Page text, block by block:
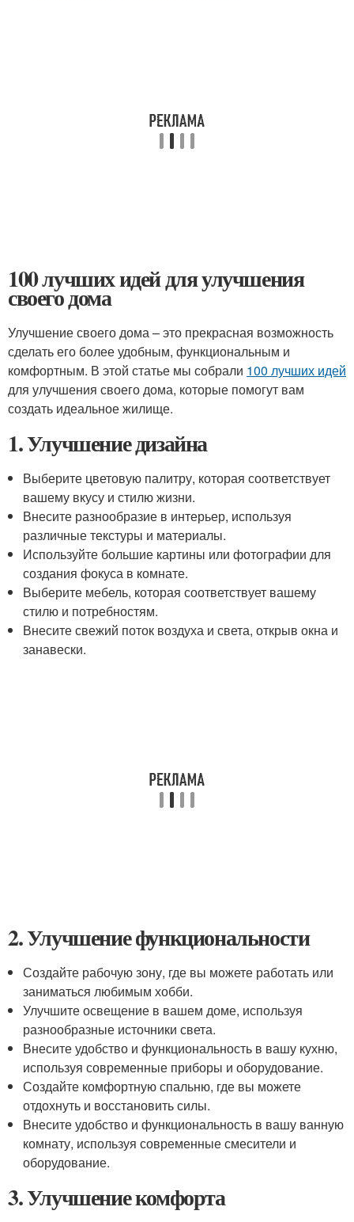
100 лучших идей для улучшения
своего дома
Улучшение своего дома – это прекрасная возможность
сделать его более удобным, функциональным и
комфортным. В этой статье мы собрали 100 лучших идей
для улучшения своего дома, которые помогут вам
создать идеальное жилище.
1. Улучшение дизайна
Выберите цветовую палитру, которая соответствует
вашему вкусу и стилю жизни.
Внесите разнообразие в интерьер, используя
различные текстуры и материалы.
Используйте большие картины или фотографии для
создания фокуса в комнате.
Выберите мебель, которая соответствует вашему
стилю и потребностям.
Внесите свежий поток воздуха и света, открыв окна и
занавески.
2. Улучшение функциональности
Создайте рабочую зону, где вы можете работать или
заниматься любимым хобби.
Улучшите освещение в вашем доме, используя
разнообразные источники света.
Внесите удобство и функциональность в вашу кухню,
используя современные приборы и оборудование.
Создайте комфортную спальню, где вы можете
отдохнуть и восстановить силы.
Внесите удобство и функциональность в вашу ванную
комнату, используя современные смесители и
оборудование.
3. Улучшение комфорта